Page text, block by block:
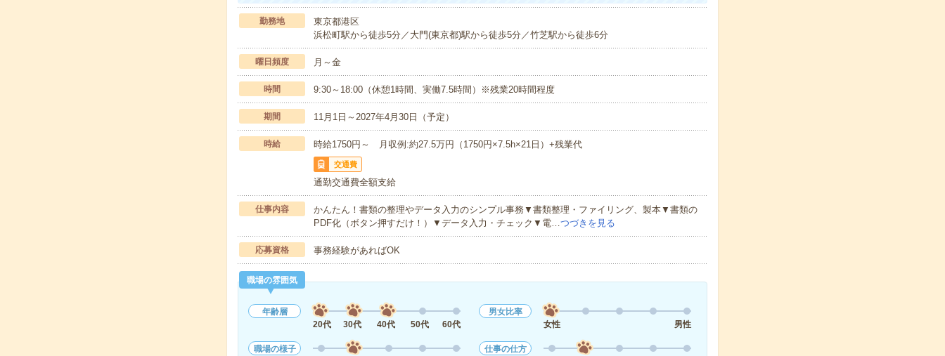
勤務地
東京都港区
浜松町駅から徒歩5分／大門(東京都)駅から徒歩5分／竹芝駅から徒歩6分
曜日頻度 月～金
時間 9:30～18:00（休憩1時間、実働7.5時間）※残業20時間程度
期間 11月1日～2027年4月30日（予定）
時給 時給1750円～ 月収例:約27.5万円（1750円×7.5h×21日）+残業代
交通費
通勤交通費全額支給
仕事内容
かんたん！書類の整理やデータ入力のシンプル事務▼書類整理・ファイリング、製本▼書類の
PDF化（ボタン押すだけ！）▼データ入力・チェック▼電…つづきを見る
応募資格 事務経験があればOK
職場の雰囲気
年齢層
20代
30代 40代 50代 60代
男女比率
女性
男性
職場の様子
仕事の仕方